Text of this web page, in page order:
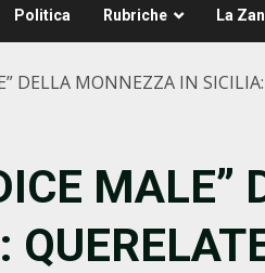
Politica Rubriche La
DELLA MONNEZZA IN